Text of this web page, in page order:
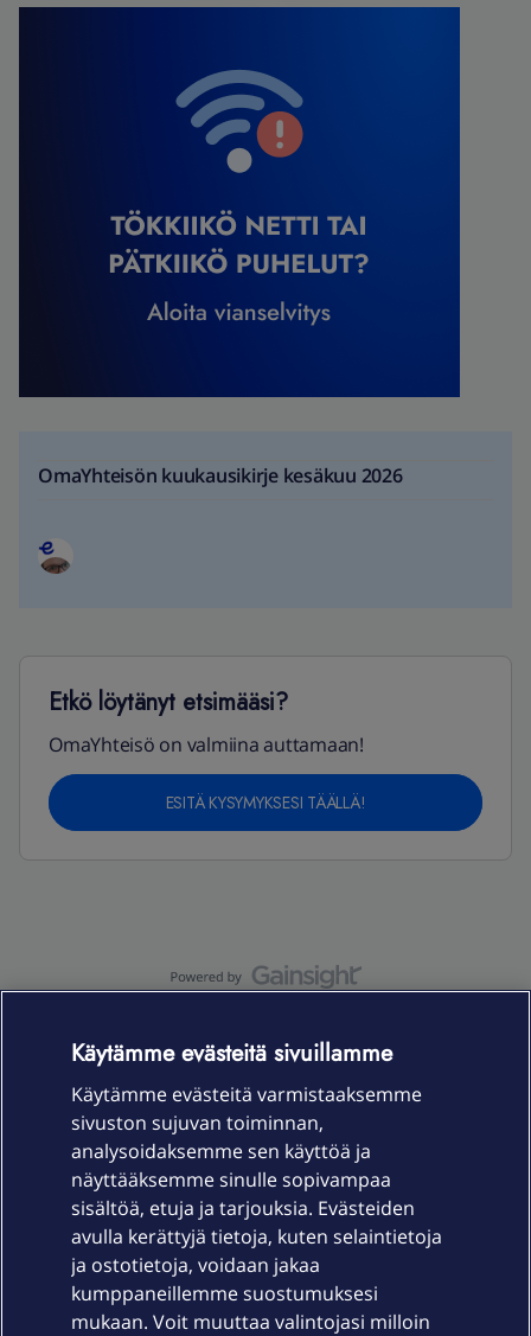
OmaYhteisön kuukausikirje kesäkuu 2026
Etkö löytänyt etsimääsi?
OmaYhteisö on valmiina auttamaan!
ESITÄ KYSYMYKSESI TÄÄLLÄ!
Laitteet & liittymät
Palvelut
Käytämme evästeitä sivuillamme
Käytämme evästeitä varmistaaksemme
sivuston sujuvan toiminnan,
analysoidaksemme sen käyttöä ja
näyttääksemme sinulle sopivampaa
sisältöä, etuja ja tarjouksia. Evästeiden
avulla kerättyjä tietoja, kuten selaintietoja
ja ostotietoja, voidaan jakaa
kumppaneillemme suostumuksesi
mukaan. Voit muuttaa valintojasi milloin